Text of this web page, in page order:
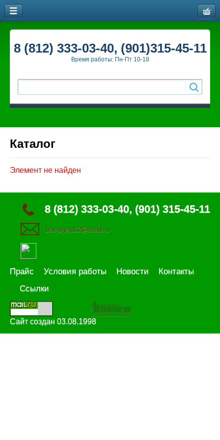
8 (812) 333-03-40, (901)315-45-11
Время работы: Пн-Пт 10-18
Каталог
Элемент не найден
8 (812) 333-03-40, (901) 315-45-11
bambyspb2@mail.ru
Прайс Условия работы Новости
Контакты
Ссылки
Разработка сайта
Сайт создан 03.08.1998